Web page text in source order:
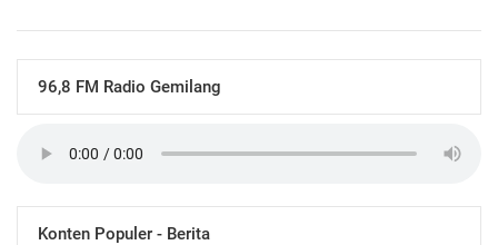
96,8 FM Radio Gemilang
Konten Populer - Berita